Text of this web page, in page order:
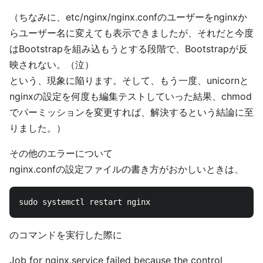
（ちなみに、etc/nginx/nginx.confのユーザーをnginxか
らユーザー名に変えても表示できましたが、それだと今度
はBootstrapを組み込もうとする段階で、Bootstrapが反
映されない。（泣）
という、現象に陥ります。そして、もう一度、unicornと
nginxの設定を何度も編集テストしていった結果、chmod
でパーミッションを変更すれば、解決するという結論に至
りました。）
その他のエラーについて
nginx.confの設定ファイルの書き方がおかしいときは、
のコマンドを実行した際に
Job for nginx.service failed because the control